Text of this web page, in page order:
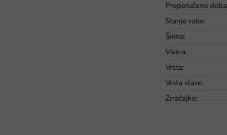
Preporučeno doba
Stanje robe:
Širina:
Visina:
Vrsta:
Vrsta staze:
Značajke: